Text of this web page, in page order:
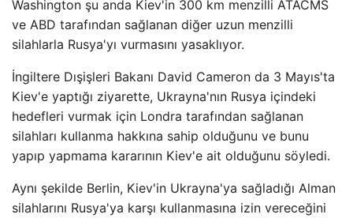
Washington şu anda Kiev'in 300 km menzilli ATACMS
ve ABD tarafından sağlanan diğer uzun menzilli
silahlarla Rusya'yı vurmasını yasaklıyor.
İngiltere Dışişleri Bakanı David Cameron da 3 Mayıs'ta
Kiev'e yaptığı ziyarette, Ukrayna'nın Rusya içindeki
hedefleri vurmak için Londra tarafından sağlanan
silahları kullanma hakkına sahip olduğunu ve bunu
yapıp yapmama kararının Kiev'e ait olduğunu söyledi.
Aynı şekilde Berlin, Kiev'in Ukrayna'ya sağladığı Alman
silahlarını Rusya'ya karşı kullanmasına izin vereceğini